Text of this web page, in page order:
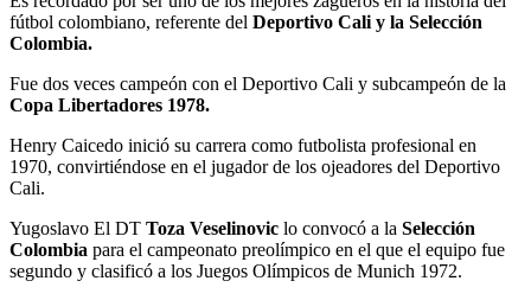
fútbol colombiano, referente del Deportivo Cali y la Selección
Colombia.
Fue dos veces campeón con el Deportivo Cali y subcampeón de la
Copa Libertadores 1978.
Henry Caicedo inició su carrera como futbolista profesional en
1970, convirtiéndose en el jugador de los ojeadores del Deportivo
Cali.
Yugoslavo El DT Toza Veselinovic lo convocó a la Selección
Colombia para el campeonato preolímpico en el que el equipo fue
segundo y clasificó a los Juegos Olímpicos de Munich 1972.